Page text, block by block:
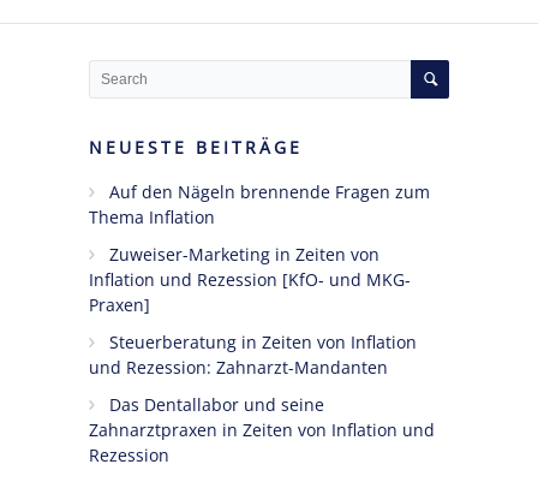
NEUESTE BEITRÄGE
Auf den Nägeln brennende Fragen zum
Thema Inflation
Zuweiser-Marketing in Zeiten von
Inflation und Rezession [KfO- und MKG-
Praxen]
Steuerberatung in Zeiten von Inflation
und Rezession: Zahnarzt-Mandanten
Das Dentallabor und seine
Zahnarztpraxen in Zeiten von Inflation und
Rezession
– Z-MVZ
Filialisierung
Z-MVZ
Management
Ängste,
Blockaden
und
angestellter
im Z-MVZ